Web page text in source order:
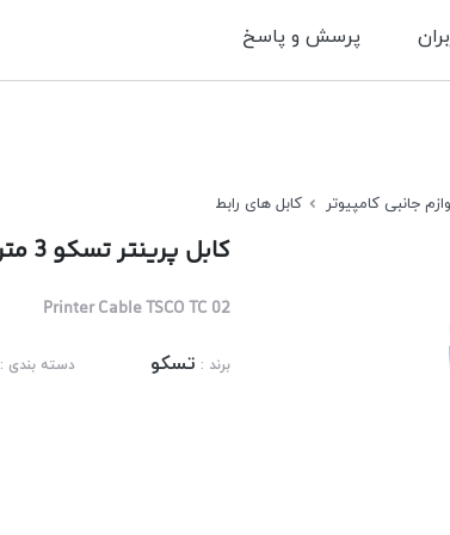
پرسش و پاسخ
جانبی کامپیوتر کابل های رابط
کابل پرینتر تسکو 3 متری مدل TSCO TC 02
Printer Cable TSCO TC 02
برند : تسکو دسته بندی :